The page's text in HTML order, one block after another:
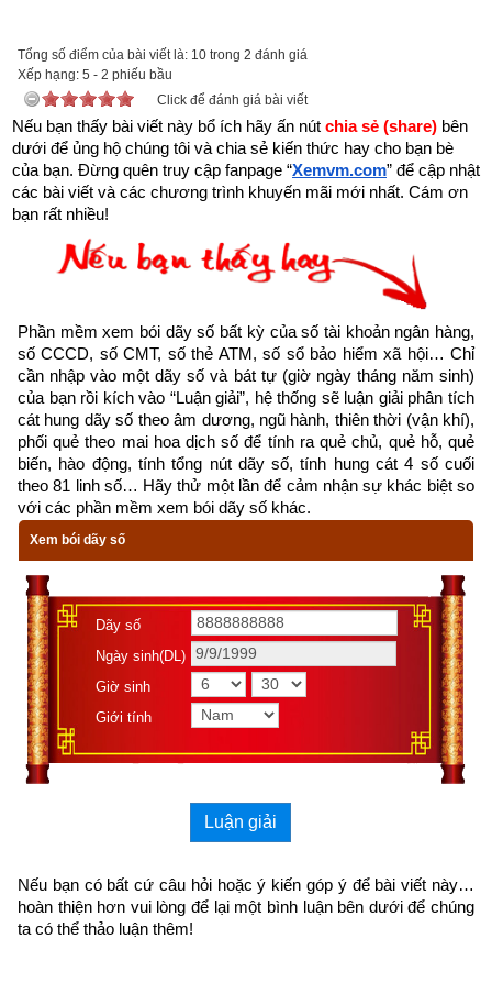
để tải về Ebook Sách 423 lời vàng của Phật
hoặc liên hệ Zalo: 0926.138.186 để nhận trực tiếp file pdf.
Sau đây là Phẩm pháp trụ được trích từ Cuốn “Kinh Pháp Cú
- 423 lời vàng của Phật” của nhà xuất bản Hồng Đức
XIX.PHẨM PHÁP TRỤ
(Dhammaṭṭha-vagga)
chuẩn mực
Không sống theo chuyên chế,
cực đoan
Trí nhân cư xử cân phân
Chánh tà, đen trắng rõ ràng không sai.
257. Bậc pháp trụ là người trí giác
Sống công bằng, dẫn dắt mọi người
Không còn chuyên chế, lộng quyền
Sống theo luật pháp cho đời
thăng hoa.
261. Người thông đạt bốn điều
Chủ giác quan, tuệ trí, chánh chân
Tổng số điểm của bài viết là: 10 trong 2 đánh giá
Xếp hạng: 5 - 2 phiếu bầu
Click để đánh giá bài viết
Nếu bạn thấy bài viết này bổ ích hãy ấn nút chia sẻ (share) bên
dưới để ủng hộ chúng tôi và chia sẻ kiến thức hay cho bạn bè
của bạn. Đừng quên truy cập fanpage “Xemvm.com” để cập nhật
các bài viết và các chương trình khuyến mãi mới nhất. Cám ơn
bạn rất nhiều!
Phần mềm xem bói dãy số bất kỳ của số tài khoản ngân hàng,
số CCCD, số CMT, số thẻ ATM, số sổ bảo hiểm xã hội… Chỉ
cần nhập vào một dãy số và bát tự (giờ ngày tháng năm sinh)
của bạn rồi kích vào “Luận giải”, hệ thống sẽ luận giải phân tích
cát hung dãy số theo âm dương, ngũ hành, thiên thời (vận khí),
phối quẻ theo mai hoa dịch số để tính ra quẻ chủ, quẻ hỗ, quẻ
biến, hào động, tính tổng nút dãy số, tính hung cát 4 số cuối
theo 81 linh số… Hãy thử một lần để cảm nhận sự khác biệt so
với các phần mềm xem bói dãy số khác.
Xem bói dãy số
Dãy số
Ngày sinh(DL)
Giờ sinh
Giới tính
Luận giải
Nếu bạn có bất cứ câu hỏi hoặc ý kiến góp ý để bài viết này…
hoàn thiện hơn vui lòng để lại một bình luận bên dưới để chúng
ta có thể thảo luận thêm!